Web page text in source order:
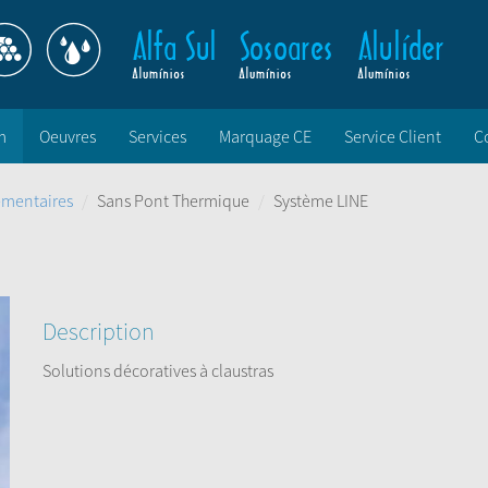
Oeuvres Services Marquage CE Service Client
Sans Pont Thermique Système LINE
Description
Solutions décoratives à claustras